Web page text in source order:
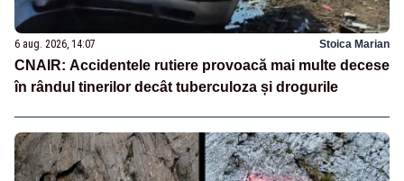
6 aug. 2026, 14:07 Stoica Marian
CNAIR: Accidentele rutiere provoacă mai multe decese
în rândul tinerilor decât tuberculoza și drogurile